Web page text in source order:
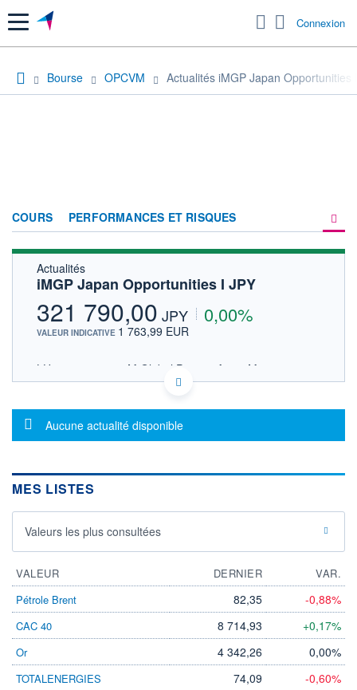
Menu Connexion
Bourse OPCVM Actualités iMGP Japan Opportunities
COURS PERFORMANCES ET RISQUES
FORUM
Actualités
iMGP Japan Opportunities I JPY
321 790,00 JPY 0,00%
VALEUR INDICATIVE 1 763,99 EUR
LU0933609314 - iM Global Partner Asset Management
S.A.
Consulter le prospectus / DIC
200 000
300 000
CATÉGORIE MORNINGSTAR
Actions Japon Grandes
Cap.
FONDS PARTENAIRES
TARIFS PRIVILÉGIÉS 0%
PEA PEA-PME
BOURSOVIE
Message d'information
Aucune actualité disponible
MES LISTES
Valeurs les plus consultées
VALEUR DERNIER
VAR.
Pétrole Brent
82,35 -0,88%
CAC 40 8 714,93 +0,17%
Or 4 342,26 0,00%
TOTALENERGIES 74,09 -0,60%